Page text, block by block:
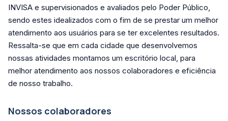
INVISA e supervisionados e avaliados pelo Poder Público,
sendo estes idealizados com o fim de se prestar um melhor
atendimento aos usuários para se ter excelentes resultados.
Ressalta-se que em cada cidade que desenvolvemos
nossas atividades montamos um escritório local, para
melhor atendimento aos nossos colaboradores e eficiência
de nosso trabalho.
Nossos colaboradores